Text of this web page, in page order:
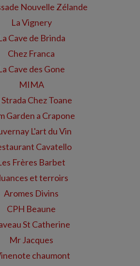
Nouvelle Zélande
La Vignery
Cave de Brinda
Chez Franca
Cave des Gone
MIMA
Strada Chez Toane
Garden a Crapone
L'art du Vin
Cavatello
Frères Barbet
et terroirs
Aromes Divins
CPH Beaune
St Catherine
Mr Jacques
chaumont